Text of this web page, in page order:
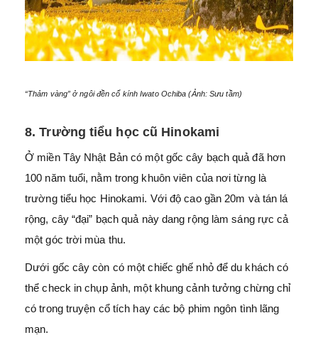
“Thảm vàng” ở ngôi đền cổ kính Iwato Ochiba (Ảnh: Sưu tầm)
8. Trường tiểu học cũ Hinokami
Ở miền Tây Nhật Bản có một gốc cây bạch quả đã hơn
100 năm tuổi, nằm trong khuôn viên của nơi từng là
trường tiểu học Hinokami. Với độ cao gần 20m và tán lá
rộng, cây “đại” bạch quả này dang rộng làm sáng rực cả
một góc trời mùa thu.
Dưới gốc cây còn có một chiếc ghế nhỏ để du khách có
thể check in chụp ảnh, một khung cảnh tưởng chừng chỉ
có trong truyện cổ tích hay các bộ phim ngôn tình lãng
mạn.